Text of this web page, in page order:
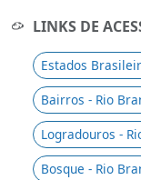
LINKS DE
Estados
Bairros - Rio
Logradouros -
Bosque - Rio